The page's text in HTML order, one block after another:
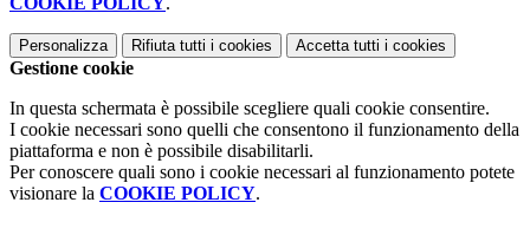
Personalizza Rifiuta tutti i cookies Accetta tutti i cookies
Gestione cookie
In questa schermata è possibile scegliere quali cookie consentire.
I cookie necessari sono quelli che consentono il funzionamento della
piattaforma e non è possibile disabilitarli.
Per conoscere quali sono i cookie necessari al funzionamento potete
visionare la COOKIE POLICY.